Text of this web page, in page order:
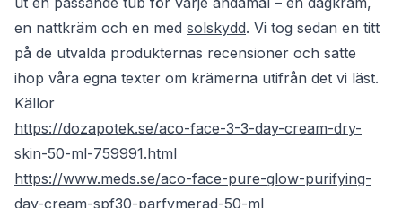
en nattkräm och en med solskydd. Vi tog sedan en titt
på de utvalda produkternas recensioner och satte
ihop våra egna texter om krämerna utifrån det vi läst.
Källor
https://dozapotek.se/aco-face-3-3-day-cream-dry-
skin-50-ml-759991.html
https://www.meds.se/aco-face-pure-glow-purifying-
day-cream-spf30-parfymerad-50-ml